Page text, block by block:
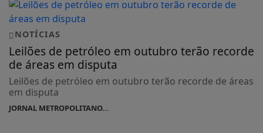
NOTÍCIAS
Leilões de petróleo em outubro terão recorde
de áreas em disputa
Leilões de petróleo em outubro terão recorde de áreas
em disputa
JORNAL METROPOLITANO...